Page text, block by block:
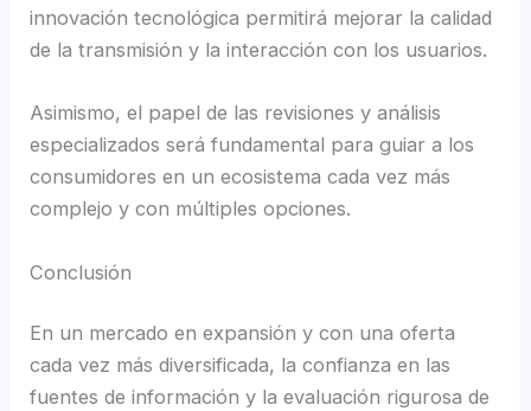
innovación tecnológica permitirá mejorar la calidad
de la transmisión y la interacción con los usuarios.
Asimismo, el papel de las revisiones y análisis
especializados será fundamental para guiar a los
consumidores en un ecosistema cada vez más
complejo y con múltiples opciones.
Conclusión
En un mercado en expansión y con una oferta
cada vez más diversificada, la confianza en las
fuentes de información y la evaluación rigurosa de